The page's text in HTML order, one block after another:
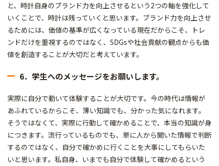
と、時計自身のブランド力を向上させるという2つの軸を強化して
いくことで、時計は残っていくと思います。ブランド力を向上させ
るためには、価値の基準が広くなっている現在だからこそ、トレ
ンドだけを重視するのではなく、SDGsや社会貢献の観点からも価
値を創造することが大切だと考えています。
6．学生へのメッセージをお願いします。
実際に自分で動いて体験することが大切です。今の時代は情報が
あふれているからこそ、薄い知識でも、分かった気になれます。
そうではなくて、実際に行動して確かめることで、本当の知識が身
につきます。流行っているものでも、単に人から聞いた情報で判断
するのではなく、自分で確かめに行くことを大事にしてもらいた
いと思います。私自身、いまでも自分で体験して確かめるという